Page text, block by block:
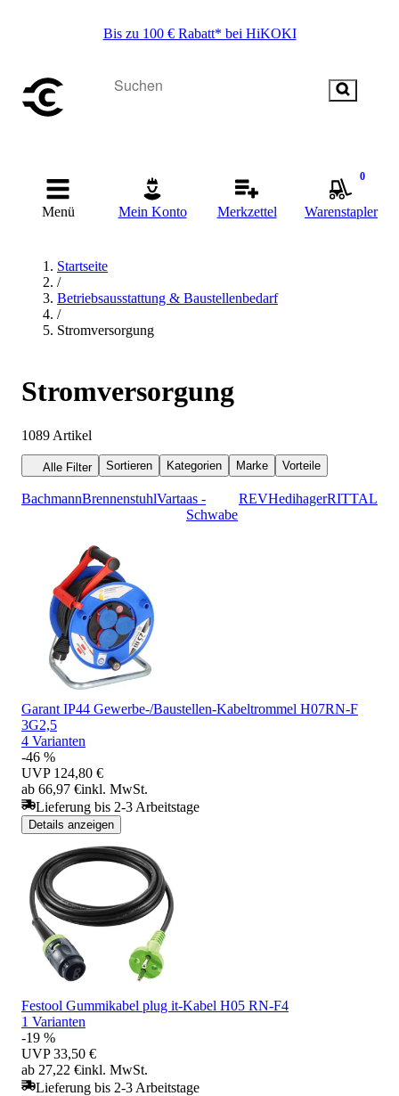
Bis zu 100 € Rabatt* bei HiKOKI
Menü Mein Konto Merkzettel
0
Warenstapler
Startseite
/
Betriebsausstattung & Baustellenbedarf
/
Stromversorgung
Stromversorgung
1089 Artikel
Alle Filter Sortieren Kategorien Marke Vorteile
BachmannBrennenstuhlVartaas -
Schwabe
REVHedihagerRITTAL
Garant IP44 Gewerbe-/Baustellen-Kabeltrommel H07RN-F
3G2,5
4 Varianten
-46 %
UVP 124,80 €
ab 66,97 €inkl. MwSt.
Lieferung bis 2-3 Arbeitstage
Details anzeigen
Festool Gummikabel plug it-Kabel H05 RN-F4
1 Varianten
-19 %
UVP 33,50 €
ab 27,22 €inkl. MwSt.
Lieferung bis 2-3 Arbeitstage